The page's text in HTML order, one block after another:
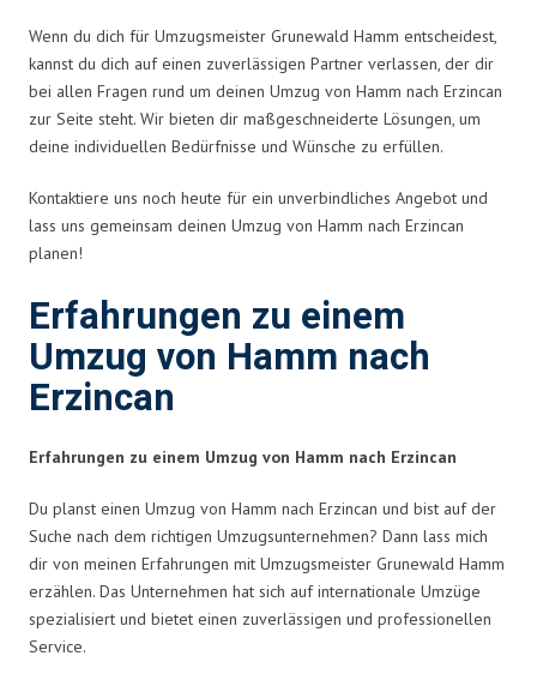
Wenn du dich für Umzugsmeister Grunewald Hamm entscheidest,
kannst du dich auf einen zuverlässigen Partner verlassen, der dir
bei allen Fragen rund um deinen Umzug von Hamm nach Erzincan
zur Seite steht. Wir bieten dir maßgeschneiderte Lösungen, um
deine individuellen Bedürfnisse und Wünsche zu erfüllen.
Kontaktiere uns noch heute für ein unverbindliches Angebot und
lass uns gemeinsam deinen Umzug von Hamm nach Erzincan
planen!
Erfahrungen zu einem
Umzug von Hamm nach
Erzincan
Erfahrungen zu einem Umzug von Hamm nach Erzincan
Du planst einen Umzug von Hamm nach Erzincan und bist auf der
Suche nach dem richtigen Umzugsunternehmen? Dann lass mich
dir von meinen Erfahrungen mit Umzugsmeister Grunewald Hamm
erzählen. Das Unternehmen hat sich auf internationale Umzüge
spezialisiert und bietet einen zuverlässigen und professionellen
Service.